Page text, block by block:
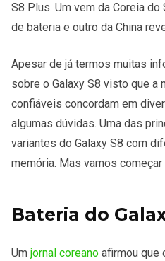
S8 Plus. Um vem da Coreia
de bateria e outro da China
Apesar de já termos muitas
sobre o Galaxy S8 visto que a
confiáveis concordam em
algumas dúvidas. Uma das
variantes do Galaxy S8 com
memória. Mas vamos começar
Bateria do
Um jornal coreano afirmou que